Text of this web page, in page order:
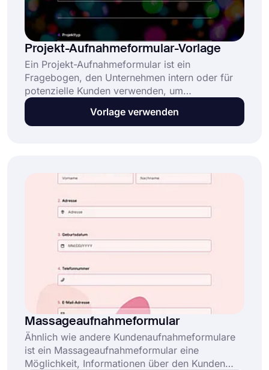
Projekt-Aufnahmeformular-Vorlage
Ein Projekt-Aufnahmeformular ist ein
Fragebogen, den Unternehmen intern oder für
potenzielle Kunden verwenden, um
Projektdetails zu erfassen. Dieses Beispiel für
ein Projekt-Aufnahmeformular ist äußerst
Vorlage verwenden
Massageaufnahmeformular
Ähnlich wie andere Kundenaufnahmeformulare
ist ein Massageaufnahmeformular eine
Möglichkeit, Informationen über den Kunden